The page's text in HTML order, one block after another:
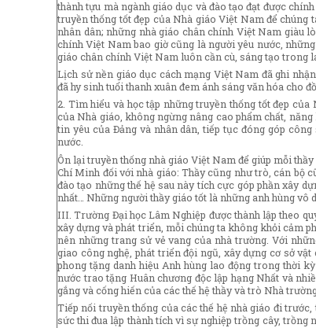
thành tựu mà ngành giáo dục và đào tạo đạt được
truyền thống tốt đẹp của Nhà giáo Việt Nam để chúng
nhân dân; những nhà giáo chân chính Việt Nam giàu
chính Việt Nam bao giờ cũng là người yêu nước,
giáo chân chính Việt Nam luôn cần cù, sáng tạo trong
Lịch sử nền giáo dục cách mạng Việt Nam đã ghi
đã hy sinh tuổi thanh xuân đem ánh sáng văn hóa cho
2. Tìm hiểu và học tập những truyền thống tốt đẹp
của Nhà giáo, không ngừng nâng cao phẩm chất,
tin yêu của Đảng và nhân dân, tiếp tục đóng góp
nước.
Ôn lại truyền thống nhà giáo Việt Nam để giúp mỗi
Chí Minh đối với nhà giáo: Thầy cũng như trò, cán bộ
đào tạo những thế hệ sau này tích cực góp phần xây
nhất… Những người thầy giáo tốt là những anh hùng vô
III. Trường Đại học Lâm Nghiệp được thành lập theo
xây dựng và phát triển, mỗi chúng ta không khỏi cảm
nên những trang sử vẻ vang của nhà trường. Với
giao công nghệ, phát triển đội ngũ, xây dựng cơ sở
phong tặng danh hiệu Anh hùng lao động trong thời
nước trao tặng Huân chương độc lập hạng Nhất và
gắng và cống hiến của các thế hệ thầy và trò Nhà
Tiếp nối truyền thống của các thế hệ nhà giáo đi
sức thi đua lập thành tích vì sự nghiệp trồng cây,